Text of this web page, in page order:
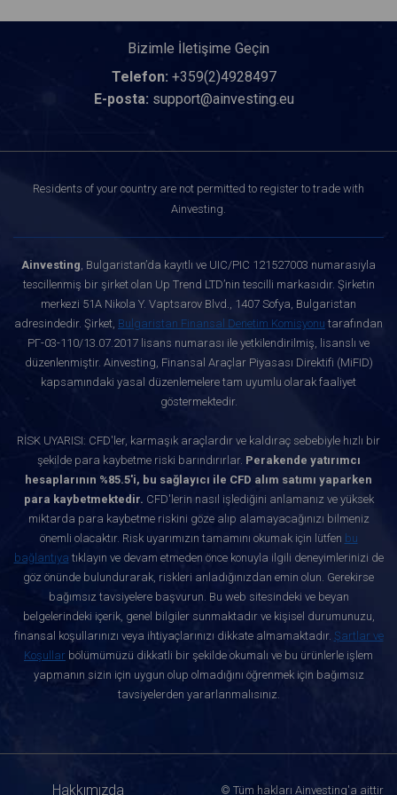
Bizimle İletişime Geçin
Telefon: +359(2)4928497
E-posta: support@ainvesting.eu
Residents of your country are not permitted to register to trade with
Ainvesting.
Ainvesting, Bulgaristan’da kayıtlı ve UIC/PIC 121527003 numarasıyla
tescillenmiş bir şirket olan Up Trend LTD’nin tescilli markasıdır. Şirketin
merkezi 51A Nikola Y. Vaptsarov Blvd., 1407 Sofya, Bulgaristan
adresindedir. Şirket, Bulgaristan Finansal Denetim Komisyonu tarafından
РГ-03-110/13.07.2017 lisans numarası ile yetkilendirilmiş, lisanslı ve
düzenlenmiştir. Ainvesting, Finansal Araçlar Piyasası Direktifi (MiFID)
kapsamındaki yasal düzenlemelere tam uyumlu olarak faaliyet
göstermektedir.
RİSK UYARISI: CFD'ler, karmaşık araçlardır ve kaldıraç sebebiyle hızlı bir
şekilde para kaybetme riski barındırırlar. Perakende yatırımcı
hesaplarının %85.5'i, bu sağlayıcı ile CFD alım satımı yaparken
para kaybetmektedir. CFD'lerin nasıl işlediğini anlamanız ve yüksek
miktarda para kaybetme riskini göze alıp alamayacağınızı bilmeniz
önemli olacaktır. Risk uyarımızın tamamını okumak için lütfen bu
bağlantıya tıklayın ve devam etmeden önce konuyla ilgili deneyimlerinizi de
göz önünde bulundurarak, riskleri anladığınızdan emin olun. Gerekirse
bağımsız tavsiyelere başvurun. Bu web sitesindeki ve beyan
belgelerindeki içerik, genel bilgiler sunmaktadır ve kişisel durumunuzu,
finansal koşullarınızı veya ihtiyaçlarınızı dikkate almamaktadır. Şartlar ve
Koşullar bölümümüzü dikkatli bir şekilde okumalı ve bu ürünlerle işlem
yapmanın sizin için uygun olup olmadığını öğrenmek için bağımsız
tavsiyelerden yararlanmalısınız.
Hakkımızda © Tüm hakları Ainvesting'a aittir